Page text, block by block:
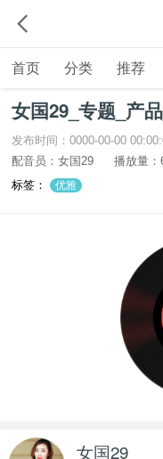
首页 分类 推荐
女国29_专题_产
发布时间：0000-00-00
配音员：女国29
播放量：
标签： 优雅
女国29